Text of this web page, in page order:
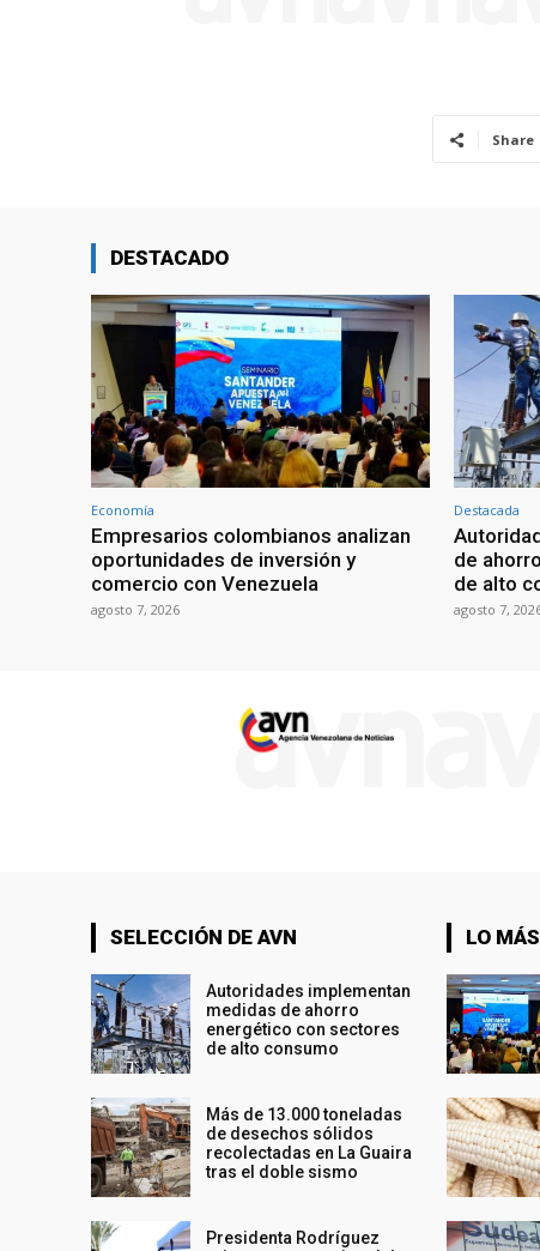
Share
DESTACADO
Economía
Empresarios colombianos analizan
oportunidades de inversión y
comercio con Venezuela
agosto 7, 2026
Destacada
de
de alto
agosto 7,
SELECCIÓN DE AVN
Autoridades implementan
medidas de ahorro
energético con sectores
de alto consumo
Más de 13.000 toneladas
de desechos sólidos
recolectadas en La Guaira
tras el doble sismo
Presidenta Rodríguez
LO